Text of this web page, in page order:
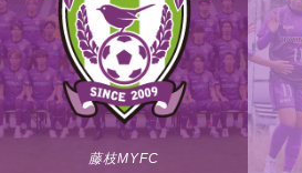
藤枝MYFC